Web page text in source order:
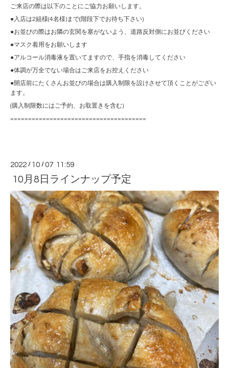
ご来店の際は以下のことにご協力お願いします。
●入店は2組様(4名様)まで(階段下でお待ち下さい)
●お並びの際はお隣の玄関を塞がないよう、道路反対側にお並びください
●マスク着用をお願いします
●アルコール消毒液を置いてますので、手指を消毒してください
●体調が万全でない場合はご来店をお控えください
●開店前にたくさんお並びの場合は購入制限を設けさせて頂くことがござい
ます。
(購入制限数にはご予約、お取置きを含む)
======================================
2022 / 10 /07 11:59
10月8日ラインナップ予定